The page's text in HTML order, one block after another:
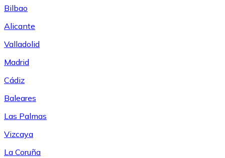
Bilbao
Alicante
Valladolid
Madrid
Cádiz
Baleares
Las Palmas
Vizcaya
La Coruña